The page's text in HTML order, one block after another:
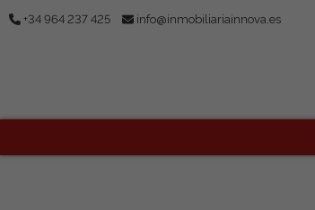
+34 964 237 425 info@inmobiliariainnova.es